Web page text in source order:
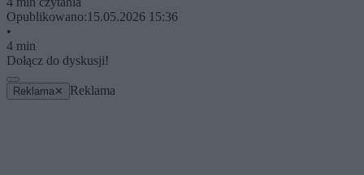
Opublikowano:15.05.2026 15:36
•
4 min
Dołącz do dyskusji!
Reklama ✕ Reklama